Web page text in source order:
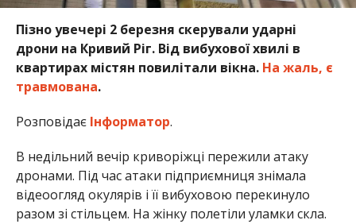
Пізно увечері 2 березня скерували ударні
дрони на Кривий Ріг. Від вибухової хвилі в
квартирах містян повилітали вікна. На жаль, є
травмована.
Розповідає Інформатор.
В недільний вечір криворіжці пережили атаку
дронами. Під час атаки підприємниця знімала
відеоогляд окулярів і її вибуховою перекинуло
разом зі стільцем. На жінку полетіли уламки скла.